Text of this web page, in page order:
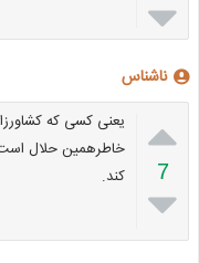

ناشناس

7

یعنی کسی که
خاطرهمین حلال
کند.